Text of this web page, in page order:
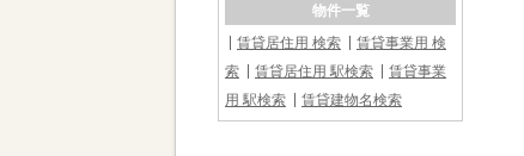
物件一覧
賃貸居住用 検索
賃貸事業用 検
索
賃貸居住用 駅検索
賃貸事業
用 駅検索
賃貸建物名検索